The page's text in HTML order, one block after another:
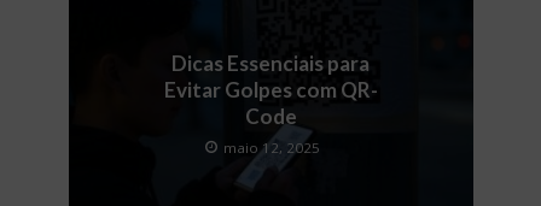
Dicas Essenciais para
Evitar Golpes com QR-
Code
maio 12, 2025